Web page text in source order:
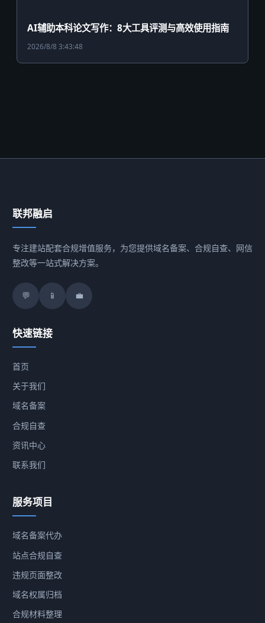
AI辅助本科论文写作：8大工具评测与高效使用指南
2026/8/8 3:43:48
联邦融启
专注建站配套合规增值服务，为您提供域名备案、合规自查、网信
整改等一站式解决方案。
💬 📱 💼
快速链接
首页
关于我们
域名备案
合规自查
资讯中心
联系我们
服务项目
域名备案代办
站点合规自查
违规页面整改
域名权属归档
合规材料整理